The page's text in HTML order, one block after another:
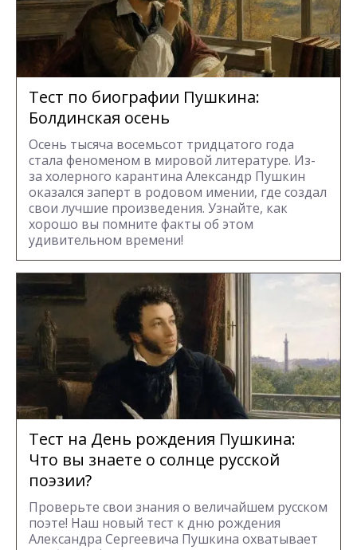
Тест по биографии Пушкина:
Болдинская осень
Осень тысяча восемьсот тридцатого года
стала феноменом в мировой литературе. Из-
за холерного карантина Александр Пушкин
оказался заперт в родовом имении, где создал
свои лучшие произведения. Узнайте, как
хорошо вы помните факты об этом
удивительном времени!
Тест на День рождения Пушкина:
Что вы знаете о солнце русской
поэзии?
Проверьте свои знания о величайшем русском
поэте! Наш новый тест к дню рождения
Александра Сергеевича Пушкина охватывает